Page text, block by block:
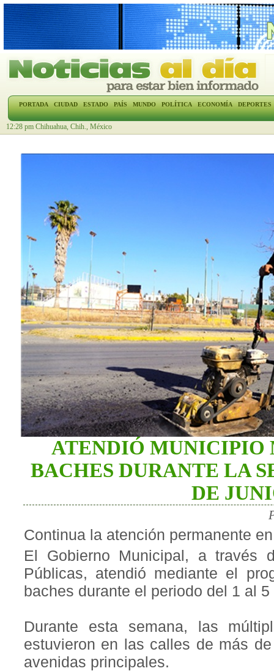
PORTADA CIUDAD ESTADO PAÍS MUNDO POLÍTICA ECONOMÍA DEPORTES
12:28 pm Chihuahua, Chih., México
ATENDIÓ MUNICIPIO
BACHES DURANTE LA
DE
Continua la atención permanente
El Gobierno Municipal, a través
Públicas, atendió mediante el
baches durante el periodo del 1 al
Durante esta semana, las
estuvieron en las calles de más
avenidas principales.